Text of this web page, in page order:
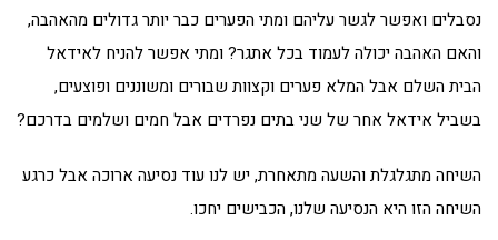
נסבלים ואפשר לגשר עליהם ומתי הפערים כבר יותר גדולים מהאהבה,
והאם האהבה יכולה לעמוד בכל אתגר? ומתי אפשר להניח לאידאל
הבית השלם אבל המלא פערים וקצוות שבורים ומשוננים ופוצעים,
בשביל אידאל אחר של שני בתים נפרדים אבל חמים ושלמים בדרכם?
השיחה מתגלגלת והשעה מתאחרת, יש לנו עוד נסיעה ארוכה אבל כרגע
השיחה הזו היא הנסיעה שלנו, הכבישים יחכו.